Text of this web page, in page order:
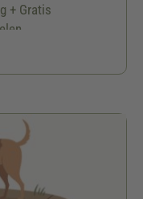
+ Gratis